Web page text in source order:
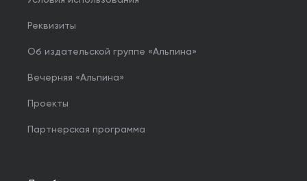
Реквизиты
Об издательской группе «Альпина»
Вечерняя «Альпина»
Проекты
Партнерская программа